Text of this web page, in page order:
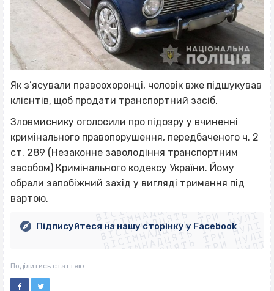
Як з’ясували правоохоронці, чоловік вже підшукував
клієнтів, щоб продати транспортний засіб.
Зловмиснику оголосили про підозру у вчиненні
кримінального правопорушення, передбаченого ч. 2
ст. 289 (Незаконне заволодіння транспортним
засобом) Кримінального кодексу України. Йому
обрали запобіжний захід у вигляді тримання під
вартою.
ВІСІМНАДЦЯТЬ ТРИ НУЛІ
ВІСІМНАДЦЯТЬ ТРИ НУЛІ
ВІСІМНАДЦЯТЬ ТРИ НУЛІ
ВІСІМНАДЦЯТЬ ТРИ НУЛІ
ВІСІМНАДЦЯТЬ ТРИ НУЛІ
ВІСІМНАДЦЯТЬ ТРИ НУЛІ
ВІСІМНАДЦЯТЬ ТРИ НУЛІ
ВІСІМНАДЦЯТЬ ТРИ НУЛІ
Підписуйтеся на нашу сторінку у Facebook
Поділитись статтею